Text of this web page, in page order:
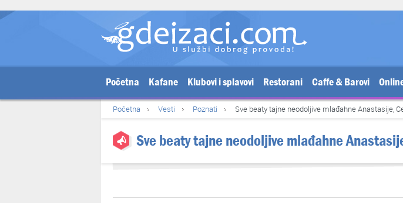
Početna Kafane Klubovi i splavovi Restorani Caffe & Barovi
Početna Vesti Poznati Sve beaty tajne neodoljive mlađahne Anastasije,
Sve beaty tajne neodoljive mlađahne